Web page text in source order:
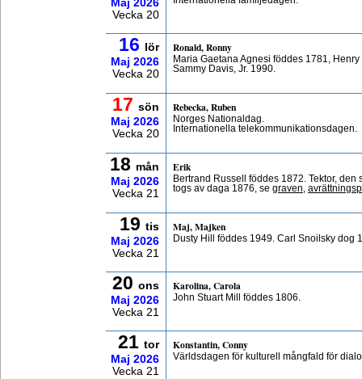
Maj 2026
Vecka 20
16
lör
Maj 2026
Vecka 20
Ronald, Ronny
Maria Gaetana Agnesi föddes 1781,
Sammy Davis, Jr. 1990.
17 sön
Maj 2026
Vecka 20
Rebecka, Ruben
Norges Nationaldag.
Internationella telekommunikationsdagen.
18 mån
Maj 2026
Vecka 21
Erik
Bertrand Russell föddes 1872. Tektor,
togs av daga 1876, se graven
19 tis
Maj 2026
Vecka 21
Maj, Majken
Dusty Hill föddes 1949. Carl Snoilsky dog
20 ons
Maj 2026
Vecka 21
Karolina, Carola
John Stuart Mill föddes 1806.
21 tor
Maj 2026
Vecka 21
Konstantin, Conny
Världsdagen för kulturell mångfald för